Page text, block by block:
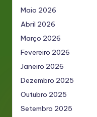
Maio 2026
Abril 2026
Março 2026
Fevereiro 2026
Janeiro 2026
Dezembro 2025
Outubro 2025
Setembro 2025